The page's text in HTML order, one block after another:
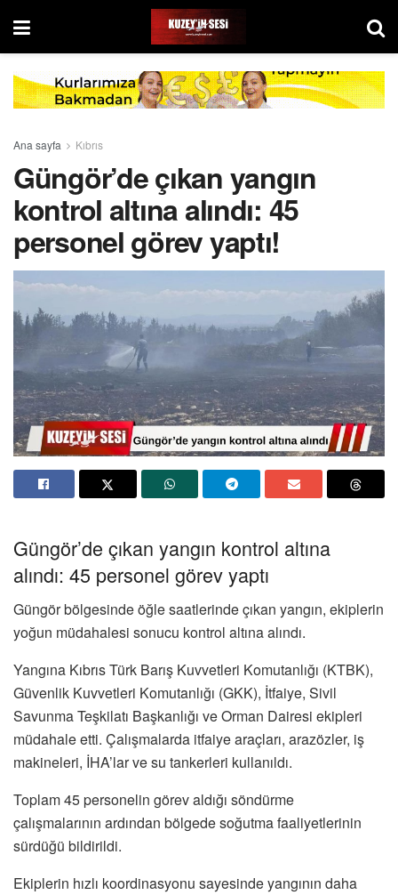
Ana sayfa Kıbrıs
Güngör’de çıkan yangın
kontrol altına alındı: 45
personel görev yaptı!
Güngör’de çıkan yangın kontrol altına
alındı: 45 personel görev yaptı
Güngör bölgesinde öğle saatlerinde çıkan yangın, ekiplerin
yoğun müdahalesi sonucu kontrol altına alındı.
Yangına Kıbrıs Türk Barış Kuvvetleri Komutanlığı (KTBK),
Güvenlik Kuvvetleri Komutanlığı (GKK), İtfaiye, Sivil
Savunma Teşkilatı Başkanlığı ve Orman Dairesi ekipleri
müdahale etti. Çalışmalarda itfaiye araçları, arazözler, iş
makineleri, İHA’lar ve su tankerleri kullanıldı.
Toplam 45 personelin görev aldığı söndürme
çalışmalarının ardından bölgede soğutma faaliyetlerinin
sürdüğü bildirildi.
Ekiplerin hızlı koordinasyonu sayesinde yangının daha